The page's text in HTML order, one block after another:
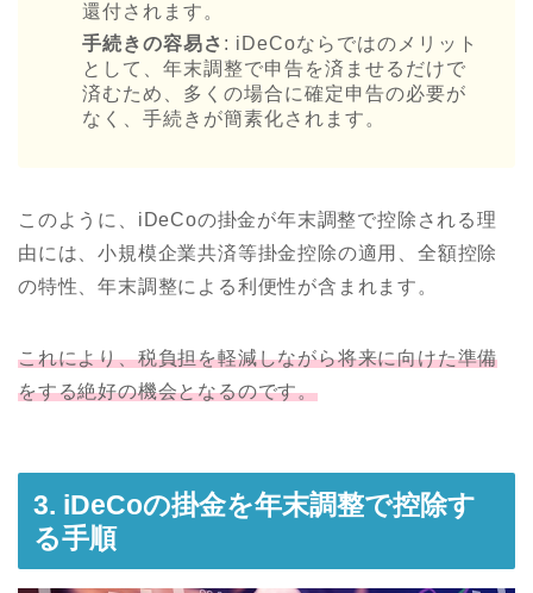
還付されます。
手続きの容易さ : iDeCoならではのメリット
として、年末調整で申告を済ませるだけで
済むため、多くの場合に確定申告の必要が
なく、手続きが簡素化されます。
このように、iDeCoの掛金が年末調整で控除される理
由には、小規模企業共済等掛金控除の適用、全額控除
の特性、年末調整による利便性が含まれます。
これにより、税負担を軽減しながら将来に向けた準備
をする絶好の機会となるのです。
3. iDeCoの掛金を年末調整で控除す
る手順